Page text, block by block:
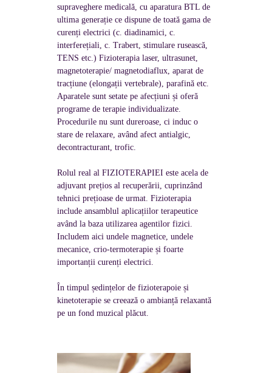
supraveghere medicală, cu aparatura BTL de
ultima generație ce dispune de toată gama de
curenți electrici (c. diadinamici, c.
interferețiali, c. Trabert, stimulare rusească,
TENS etc.) Fizioterapia laser, ultrasunet,
magnetoterapie/ magnetodiaflux, aparat de
tracțiune (elongații vertebrale), parafină etc.
Aparatele sunt setate pe afecțiuni și oferă
programe de terapie individualizate.
Procedurile nu sunt dureroase, ci induc o
stare de relaxare, având afect antialgic,
decontracturant, trofic.
Rolul real al FIZIOTERAPIEI este acela de
adjuvant prețios al recuperării, cuprinzând
tehnici prețioase de urmat. Fizioterapia
include ansamblul aplicațiilor terapeutice
având la baza utilizarea agentilor fizici.
Includem aici undele magnetice, undele
mecanice, crio-termoterapie și foarte
importanții curenți electrici.
În timpul ședințelor de fizioterapoie și
kinetoterapie se creează o ambianță relaxantă
pe un fond muzical plăcut.